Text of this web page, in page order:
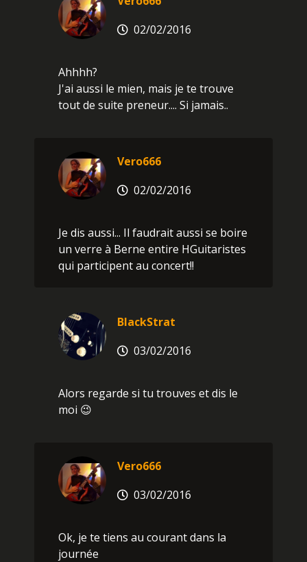
02/02/2016
Ahhhh?
J'ai aussi le mien, mais je te trouve
tout de suite preneur.... Si jamais..
Vero666
02/02/2016
Je dis aussi... Il faudrait aussi se boire
un verre à Berne entire HGuitaristes
qui participent au concert!!
BlackStrat
03/02/2016
Alors regarde si tu trouves et dis le
moi 😉
Vero666
03/02/2016
Ok, je te tiens au courant dans la
journée